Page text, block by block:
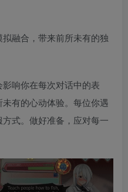
融合，带来前所未有的独
响你在每次对话中的表
有的心动体验。每位你遇
式。做好准备，应对每一